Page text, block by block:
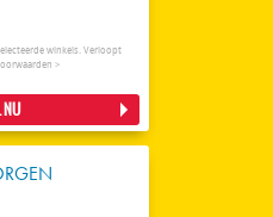
winkels. Verloopt
>
NU